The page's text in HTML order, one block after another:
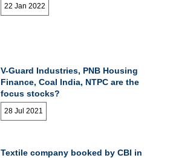
22 Jan 2022
V-Guard Industries, PNB Housing
Finance, Coal India, NTPC are the
focus stocks?
28 Jul 2021
Textile company booked by CBI in